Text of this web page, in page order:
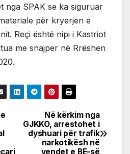
nga SPAK se ka siguruar
për kryerjen e
Reçi është nipi i Kastriot
me snajper në Rrëshen
Në kërkim nga
GJKKO, arrestohet i
dyshuari për trafik
narkotikësh në
vendet e BE-së